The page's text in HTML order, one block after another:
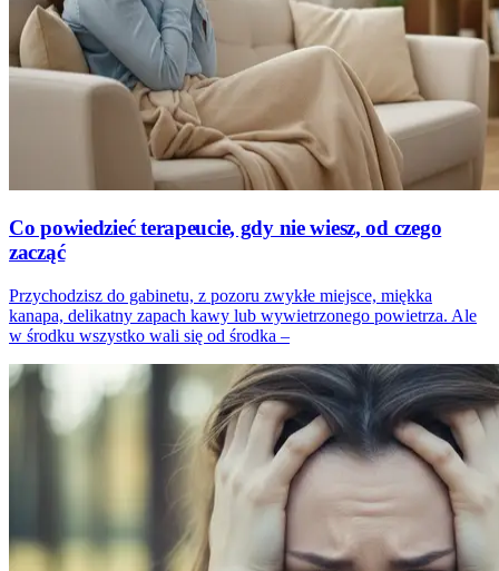
Co powiedzieć terapeucie, gdy nie wiesz, od czego
zacząć
Przychodzisz do gabinetu, z pozoru zwykłe miejsce, miękka
kanapa, delikatny zapach kawy lub wywietrzonego powietrza. Ale
w środku wszystko wali się od środka –